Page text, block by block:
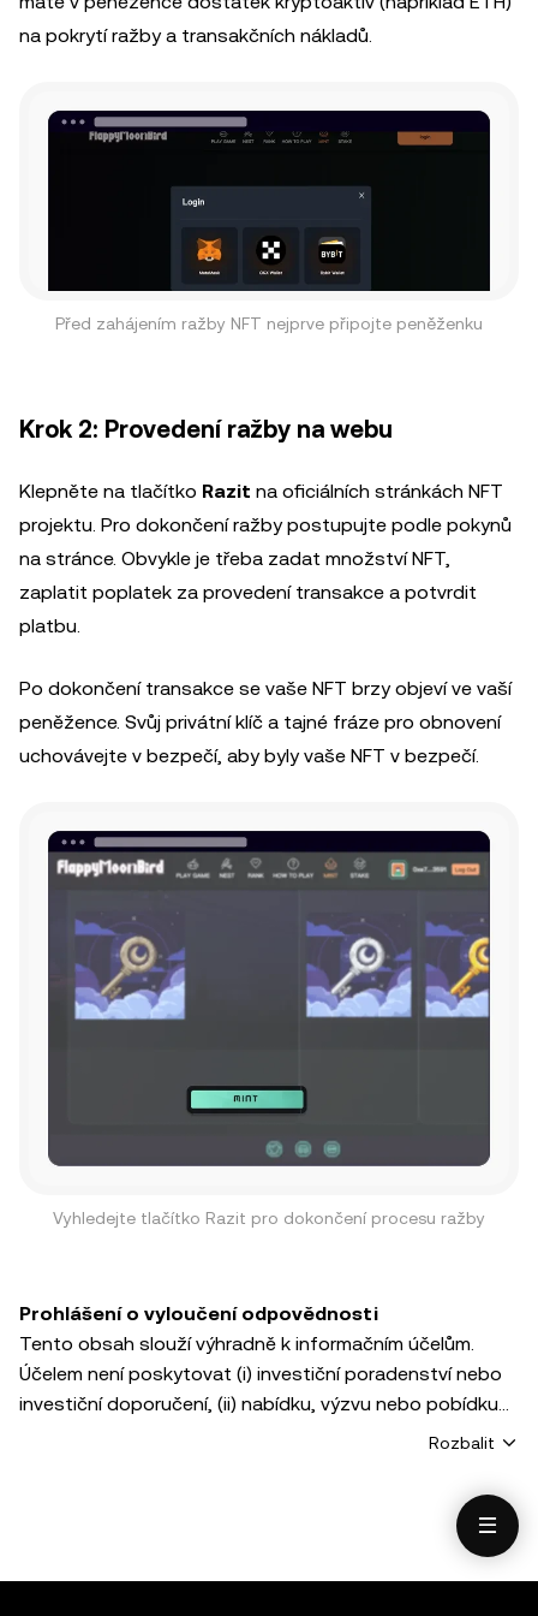
na pokrytí ražby a transakčních nákladů.
Před zahájením ražby NFT nejprve připojte peněženku
Krok 2: Provedení ražby na webu
Klepněte na tlačítko Razit na oficiálních stránkách NFT
projektu. Pro dokončení ražby postupujte podle pokynů
na stránce. Obvykle je třeba zadat množství NFT,
zaplatit poplatek za provedení transakce a potvrdit
platbu.
Po dokončení transakce se vaše NFT brzy objeví ve vaší
peněžence. Svůj privátní klíč a tajné fráze pro obnovení
uchovávejte v bezpečí, aby byly vaše NFT v bezpečí.
Vyhledejte tlačítko Razit pro dokončení procesu ražby
Prohlášení o vyloučení odpovědnosti
Tento obsah slouží výhradně k informačním účelům.
Účelem není poskytovat (i) investiční poradenství nebo
investiční doporučení, (ii) nabídku, výzvu nebo pobídku
k nákupu, prodeji či držbě digitálních aktiv ani (iii)
S digitálními aktivy, včetně stablecoinů a NFT, se váže
vysoká míra rizika, podléhají volatilitě trhu a mohou
obchodování nebo držení digitálních aktiv vhodné, se
Rozbalit